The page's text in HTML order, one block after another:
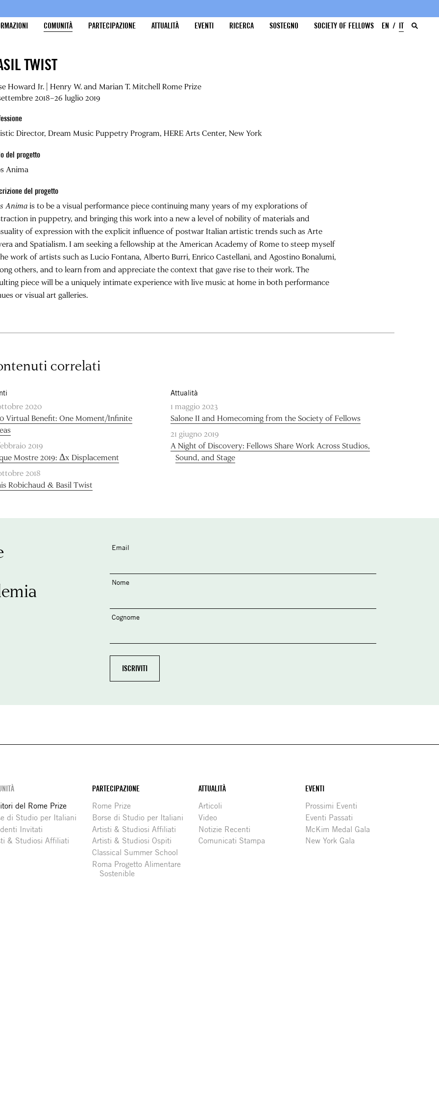
COMUNITÀ PARTECIPAZIONE ATTUALITÀ EVENTI RICERCA SOSTEGNO SOCIETY OF FELLOWS EN IT
TWIST
Howard Jr. | Henry W. and Marian T. Mitchell Rome Prize
2018–26 luglio 2019
Director, Dream Music Puppetry Program, HERE Arts Center, New York
del progetto
Anima
del progetto
Animais to be a visual performance piece continuing many years of my explorations of
in puppetry, and bringing this work into a new a level of nobility of materials and
of expression with the explicit influence of postwar Italian artistic trends such as Arte
and Spatialism. I am seeking a fellowship at the American Academy of Rome to steep myself
work of artists such as Lucio Fontana, Alberto Burri, Enrico Castellani, and Agostino Bonalumi,
others, and to learn from and appreciate the context that gave rise to their work. The
piece will be a uniquely intimate experience with live music at home in both performance
or visual art galleries.
correlati
2020
Virtual Benefit: One Moment/Infinite
2019
Mostre 2019: Δx Displacement
2018
Robichaud & Basil Twist
Attualità
1 maggio 2023
Salone II and Homecoming from the Society of Fellows
21 giugno 2019
A Night of Discovery: Fellows Share Work Across Studios,
Sound, and Stage
Email
Nome
Cognome
del Rome Prize
di Studio per Italiani
Invitati
& Studiosi Affiliati
PARTECIPAZIONE
Rome Prize
Borse di Studio per Italiani
Artisti & Studiosi Affiliati
Artisti & Studiosi Ospiti
Classical Summer School
Roma Progetto Alimentare
Sostenible
ATTUALITÀ
Articoli
Video
Notizie Recenti
Comunicati Stampa
EVENTI
Prossimi Eventi
Eventi Passati
McKim Medal Gala
New York Gala